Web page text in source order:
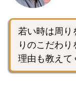
若い時は周り
りのこだわ
理由も教えて